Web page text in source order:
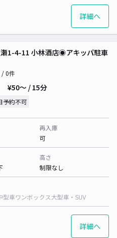
詳細へ
1-4-11 小林酒店◉アキッパ駐車
/ 0件
¥50〜 / 15分
予約不可
再入庫
可
高さ
制限なし
型車ワンボックス大型車・SUV
詳細へ